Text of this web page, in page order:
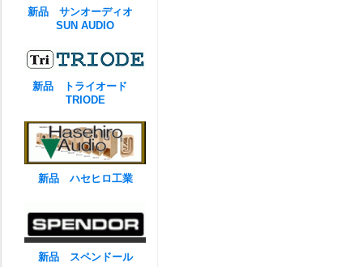
新品 サンオーディオ
SUN AUDIO
新品 トライオード
TRIODE
新品 ハセヒロ工業
新品 スペンドール